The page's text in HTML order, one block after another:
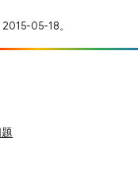
05-18。